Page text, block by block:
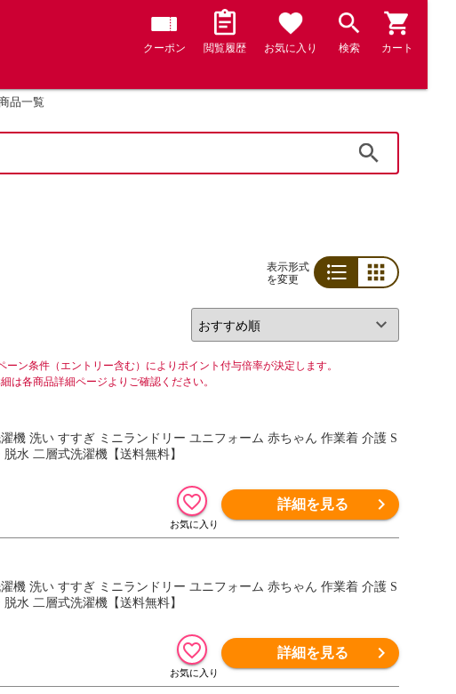
クーポン 閲覧履歴 お気に入り 検索 カート
品一覧
表示形式
を変更
ン条件（エントリー含む）によりポイント付与倍率が決定します。
は各商品詳細ページよりご確認ください。
水 二層式洗濯機【送料無料】
詳細を見る
水 二層式洗濯機【送料無料】
詳細を見る